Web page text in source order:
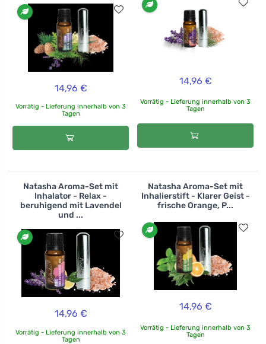
14,96 €
Vorrätig - Lieferung innerhalb von 3
Tagen
14,96 €
Vorrätig - Lieferung innerhalb von 3
Tagen
Natasha Aroma-Set mit
Inhalator - Relax -
beruhigend mit Lavendel
und ...
14,96 €
Vorrätig - Lieferung innerhalb von 3
Tagen
Natasha Aroma-Set mit
Inhalierstift - Klarer Geist -
frische Orange, P...
14,96 €
Vorrätig - Lieferung innerhalb von 3
Tagen